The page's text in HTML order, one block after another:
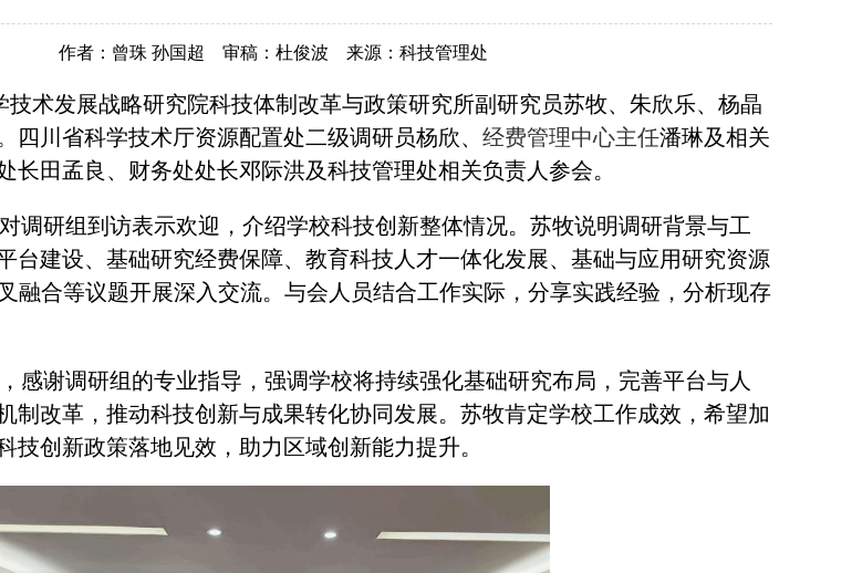
作者：曾珠 孙国超 审稿：杜俊波 来源：科技管理处
技术发展战略研究院科技体制改革与政策研究所副研究员苏牧、朱欣乐、杨晶
四川省科学技术厅资源配置处二级调研员杨欣、 经费管理中心主任潘琳及相关
长田孟良、财务处处长邓际洪及科技管理处相关负责人参会。
调研组到访表示欢迎，介绍学校科技创新整体情况。苏牧说明调研背景与工
台建设、基础研究经费保障、教育科技人才一体化发展、基础与应用研究资源
融合等议题开展深入交流。与会人员结合工作实际，分享实践经验，分析现存
感谢调研组的专业指导，强调学校将持续强化基础研究布局，完善平台与人
制改革，推动科技创新与成果转化协同发展。苏牧肯定学校工作成效，希望加
技创新政策落地见效，助力区域创新能力提升。